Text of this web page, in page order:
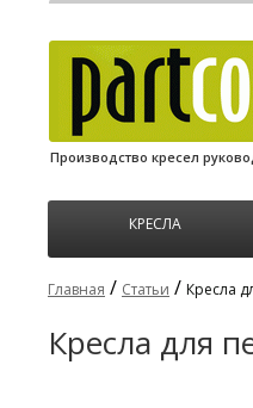
Производство кресел
КРЕСЛА
Главная / Статьи / Кресла
Кресла для